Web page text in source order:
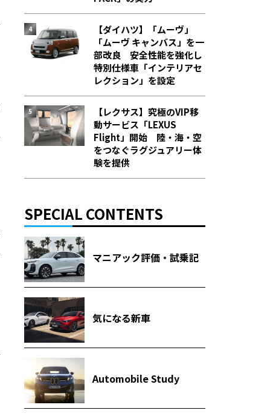
【ダイハツ】「ムーヴ」
「ムーヴ キャンバス」を一
部改良 安全性能を強化し
特別仕様車「インテリアセ
レクション」を設定
【レクサス】究極のVIP移
動サービス「LEXUS
Flight」開始 陸・海・空
をつなぐラグジュアリー体
験を提供
SPECIAL CONTENTS
マニアック評価・試乗記
気になる新車
Automobile Study